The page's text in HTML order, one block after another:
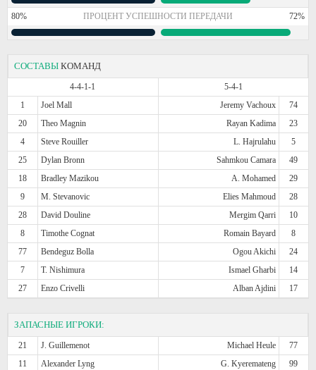
80% ПРОЦЕНТ УСПЕШНОСТИ ПЕРЕДАЧИ 72%
СОСТАВЫ КОМАНД
4-4-1-1
5-4-1
1
Joel Mall Jeremy Vachoux
74
20
Theo Magnin Rayan Kadima
23
4
Steve Rouiller L. Hajrulahu
5
25
Dylan Bronn Sahmkou Camara
49
18
Bradley Mazikou A. Mohamed
29
9
M. Stevanovic Elies Mahmoud
28
28
David Douline Mergim Qarri
10
8
Timothe Cognat Romain Bayard
8
77
Bendeguz Bolla Ogou Akichi
24
7
T. Nishimura Ismael Gharbi
14
27
Enzo Crivelli Alban Ajdini 17
ЗАПАСНЫЕ ИГРОКИ:
21 J. Guillemenot Michael Heule
77
11
Alexander Lyng G. Kyeremateng
99